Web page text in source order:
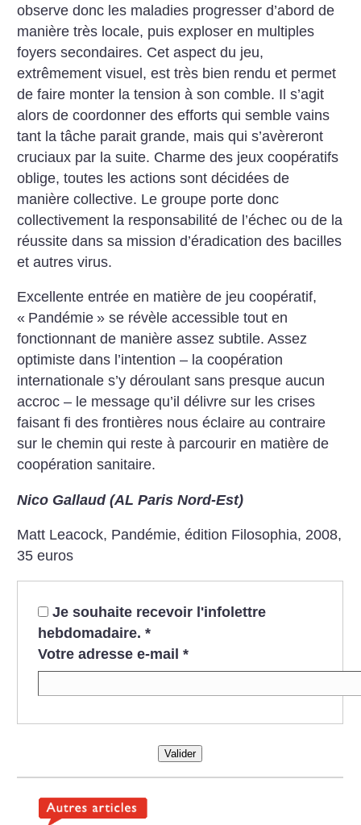
observe donc les maladies progresser d’abord de
manière très locale, puis exploser en multiples
foyers secondaires. Cet aspect du jeu,
extrêmement visuel, est très bien rendu et permet
de faire monter la tension à son comble. Il s’agit
alors de coordonner des efforts qui semble vains
tant la tâche parait grande, mais qui s’avèreront
cruciaux par la suite. Charme des jeux coopératifs
oblige, toutes les actions sont décidées de
manière collective. Le groupe porte donc
collectivement la responsabilité de l’échec ou de la
réussite dans sa mission d’éradication des bacilles
et autres virus.
Excellente entrée en matière de jeu coopératif,
« Pandémie » se révèle accessible tout en
fonctionnant de manière assez subtile. Assez
optimiste dans l’intention – la coopération
internationale s’y déroulant sans presque aucun
accroc – le message qu’il délivre sur les crises
faisant fi des frontières nous éclaire au contraire
sur le chemin qui reste à parcourir en matière de
coopération sanitaire.
Nico Gallaud (AL Paris Nord-Est)
Matt Leacock, Pandémie, édition Filosophia, 2008,
35 euros
Je souhaite recevoir l'infolettre
hebdomadaire. *
Votre adresse e-mail *
Valider